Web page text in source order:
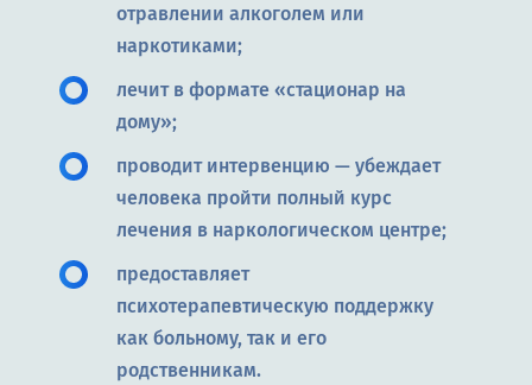
отравлении алкоголем или
наркотиками;
лечит в формате «стационар на
дому»;
проводит интервенцию — убеждает
человека пройти полный курс
лечения в наркологическом центре;
предоставляет
психотерапевтическую поддержку
как больному, так и его
родственникам.